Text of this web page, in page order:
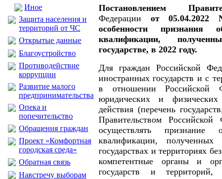
Иное
Защита населения и
территорий от ЧС
Открытые данные
Благоустройство
Противодействие
коррупции
Развитие малого
предпринимательства
Опека и
попечительство
Обращения граждан
Проект «Комфортная
городская среда»
Обратная связь
Навстречу выборам
Постановлением
Федерации от 05.04.2022
особенности признания
квалификации,
государстве, в 2022 году.
Для граждан Российской
иностранных государств и с
в отношении Российской
юридических и
действия (перечень
Правительством Российской
осуществлять
квалификации,
государствах и территориях
компетентные органы и
государств и